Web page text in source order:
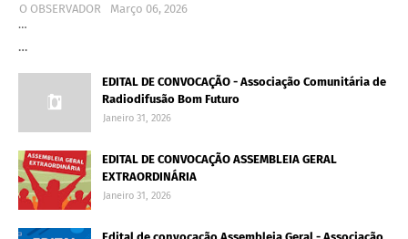
O OBSERVADOR
Março 06, 2026
…
…
EDITAL DE CONVOCAÇÃO - Associação Comunitária de
Radiodifusão Bom Futuro
Janeiro 31, 2026
EDITAL DE CONVOCAÇÃO ASSEMBLEIA GERAL
EXTRAORDINÁRIA
Janeiro 31, 2026